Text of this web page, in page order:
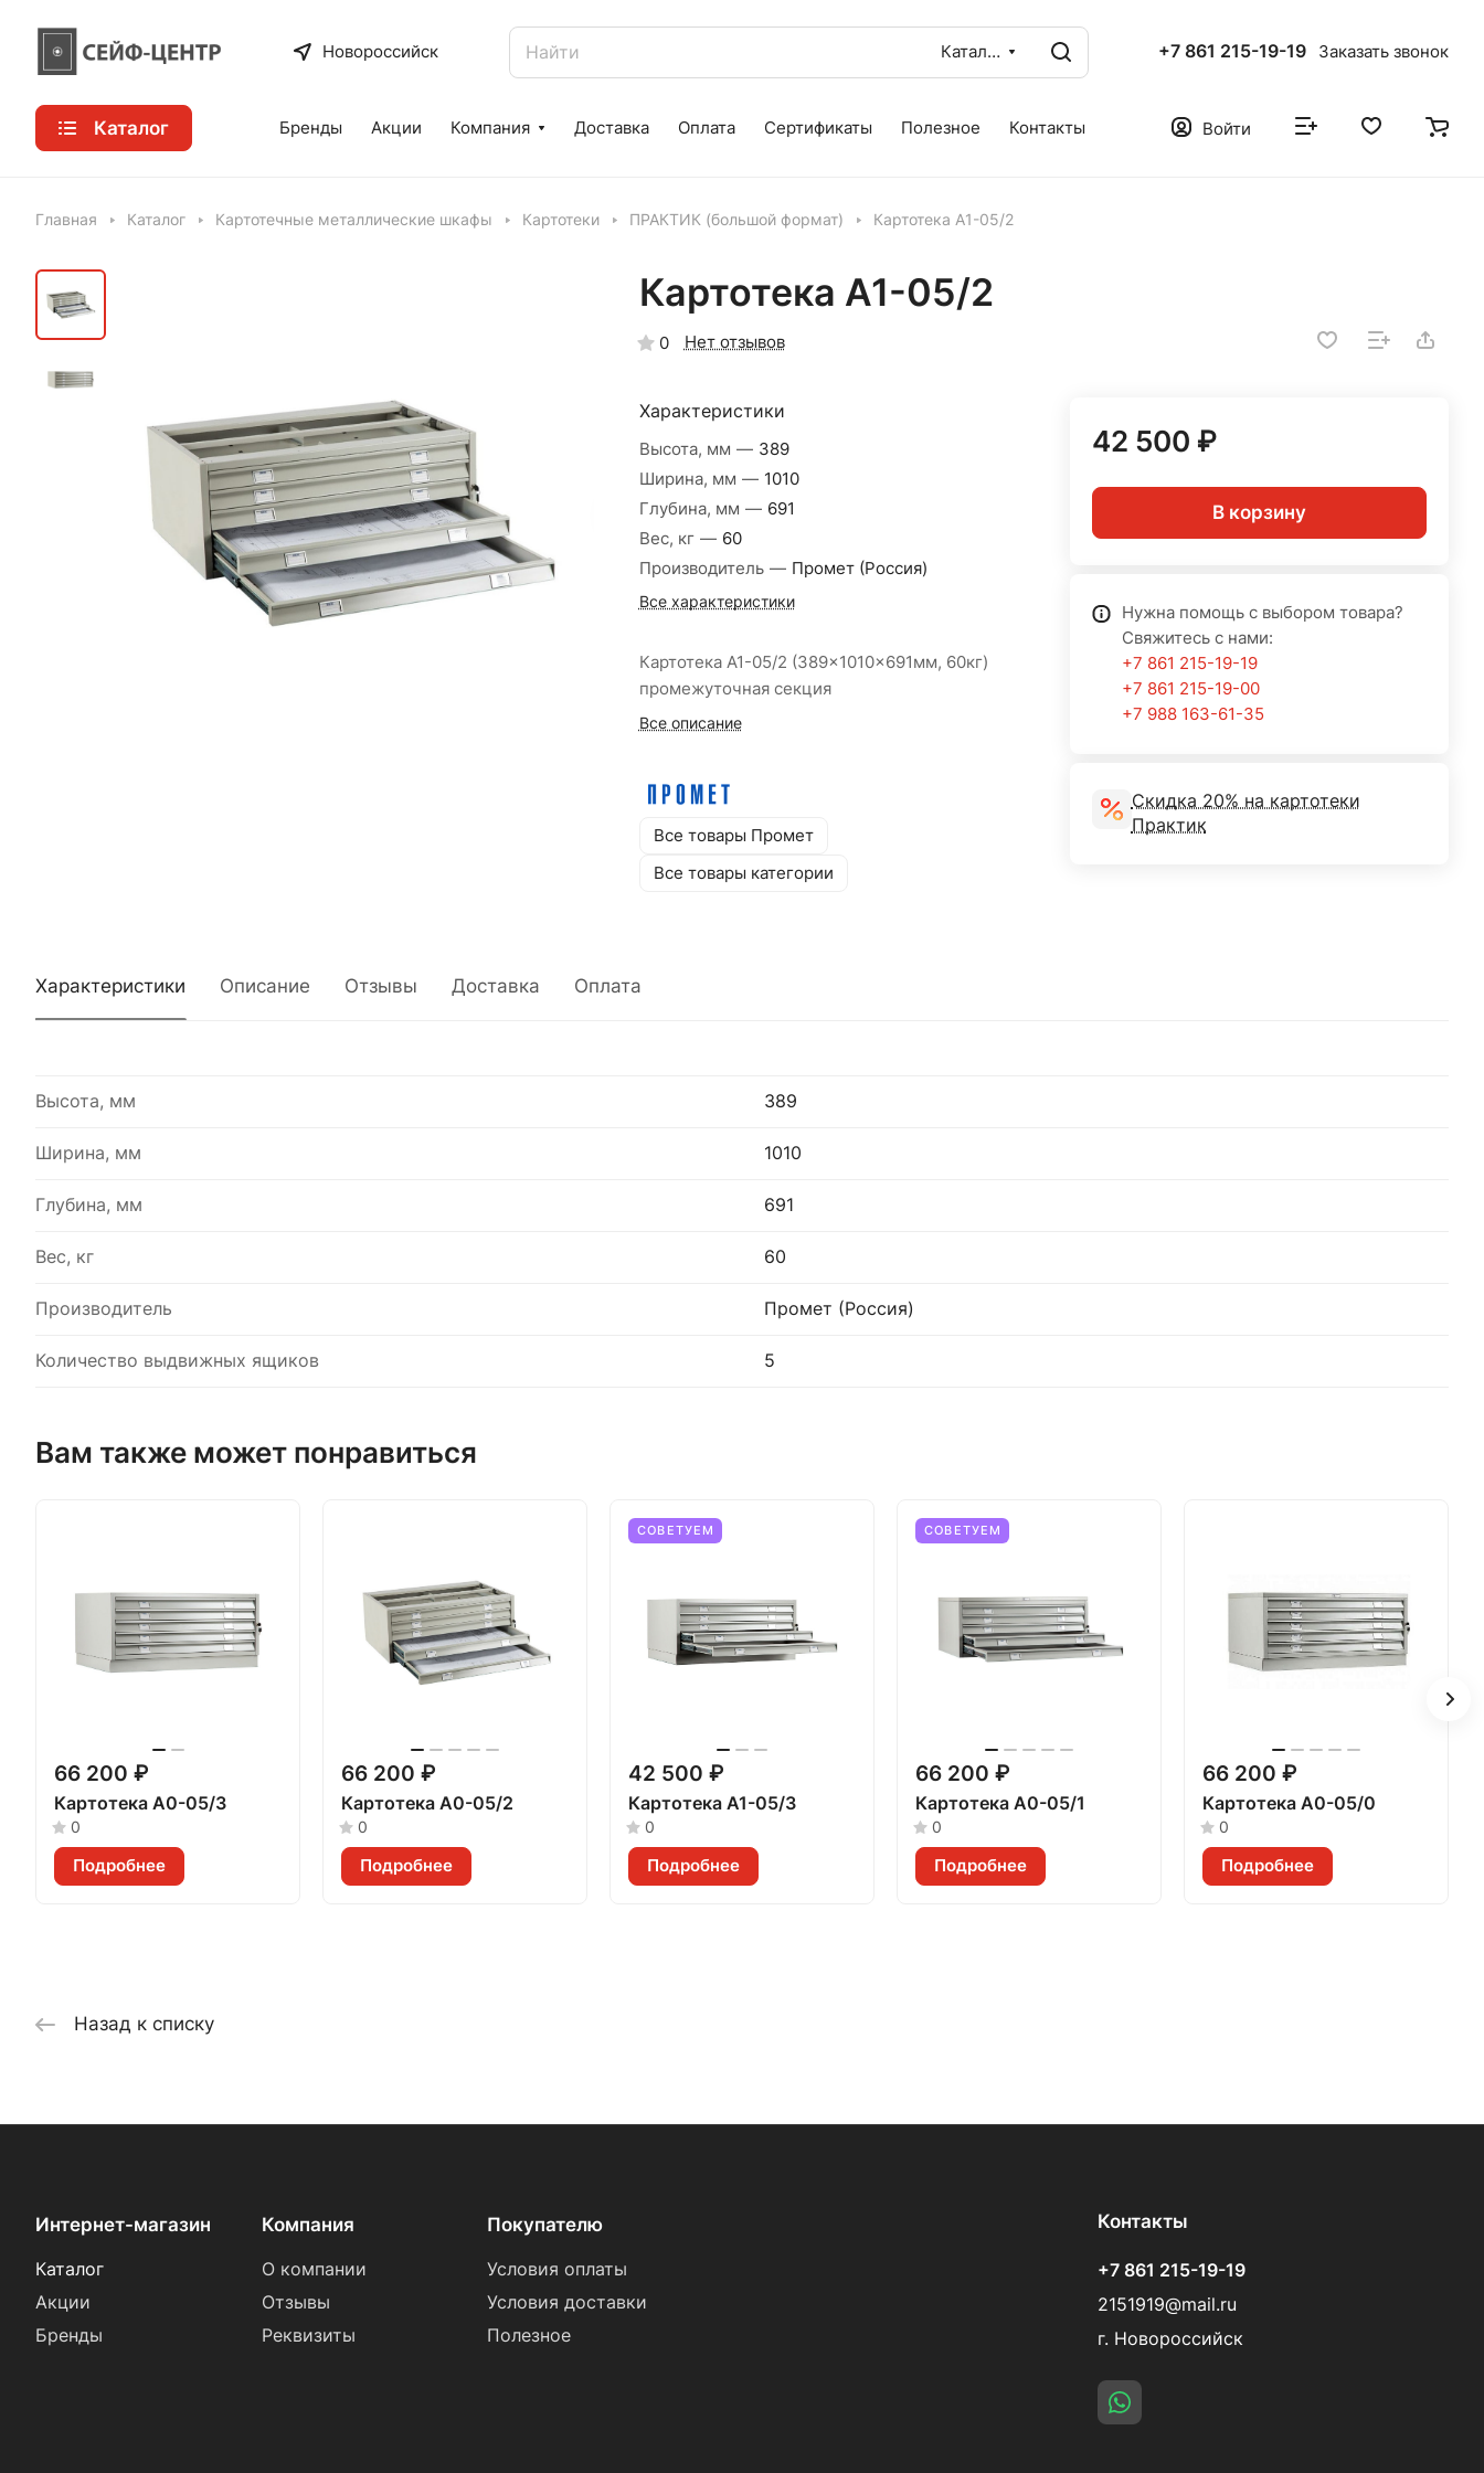
Новороссийск Каталог +7 861 215-19-19 Заказать звонок
Каталог Бренды Акции Компания Доставка Оплата Сертификаты Полезное Контакты Войти
Главная Каталог Картотечные металлические шкафы Картотеки ПРАКТИК (большой формат) Картотека A1-05/2
Картотека A1-05/2
0 Нет отзывов
Характеристики
Высота, мм — 389
Ширина, мм — 1010
Глубина, мм — 691
Вес, кг — 60
Производитель — Промет (Россия)
Все характеристики
Картотека A1-05/2 (389x1010x691мм, 60кг)
промежуточная секция
Все описание
Все товары Промет
Все товары категории
42 500 ₽
В корзину
Нужна помощь с выбором товара?
Свяжитесь с нами:
+7 861 215-19-19
+7 861 215-19-00
+7 988 163-61-35
Скидка 20% на картотеки
Практик
Характеристики Описание Отзывы Доставка Оплата
Высота, мм 389
Ширина, мм 1010
Глубина, мм 691
Вес, кг 60
Производитель Промет (Россия)
Количество выдвижных ящиков 5
Вам также может понравиться
66 200 ₽
Картотека A0-05/3
0
Подробнее
66 200 ₽
Картотека A0-05/2
0
Подробнее
СОВЕТУЕМ
42 500 ₽
Картотека A1-05/3
0
Подробнее
СОВЕТУЕМ
66 200 ₽
Картотека A0-05/1
0
Подробнее
66 200 ₽
Картотека A0-05/0
0
Подробнее
Назад к списку
Интернет-магазин
Каталог
Акции
Бренды
Компания
О компании
Отзывы
Реквизиты
Покупателю
Условия оплаты
Условия доставки
Полезное
Контакты
+7 861 215-19-19
2151919@mail.ru
г. Новороссийск